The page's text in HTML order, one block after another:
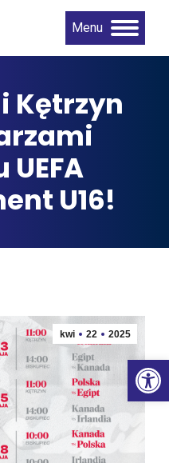
Menu
Kętrzyn
U16!
kwi 22 2025